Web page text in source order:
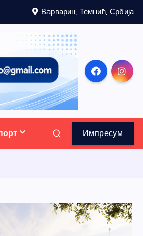
Варварин, Темнић, Србија
Импресум